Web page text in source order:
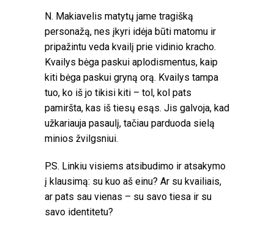
N. Makiavelis matytų jame tragišką
personažą, nes įkyri idėja būti matomu ir
pripažintu veda kvailį prie vidinio kracho.
Kvailys bėga paskui aplodismentus, kaip
kiti bėga paskui gryną orą. Kvailys tampa
tuo, ko iš jo tikisi kiti – tol, kol pats
pamiršta, kas iš tiesų esąs. Jis galvoja, kad
užkariauja pasaulį, tačiau parduoda sielą
minios žvilgsniui.
P.S. Linkiu visiems atsibudimo ir atsakymo
į klausimą: su kuo aš einu? Ar su kvailiais,
ar pats sau vienas – su savo tiesa ir su
savo identitetu?